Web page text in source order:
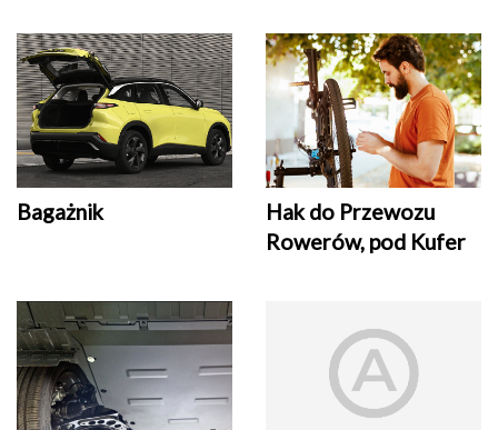
Bagażnik
Hak do Przewozu
Rowerów, pod Kufer